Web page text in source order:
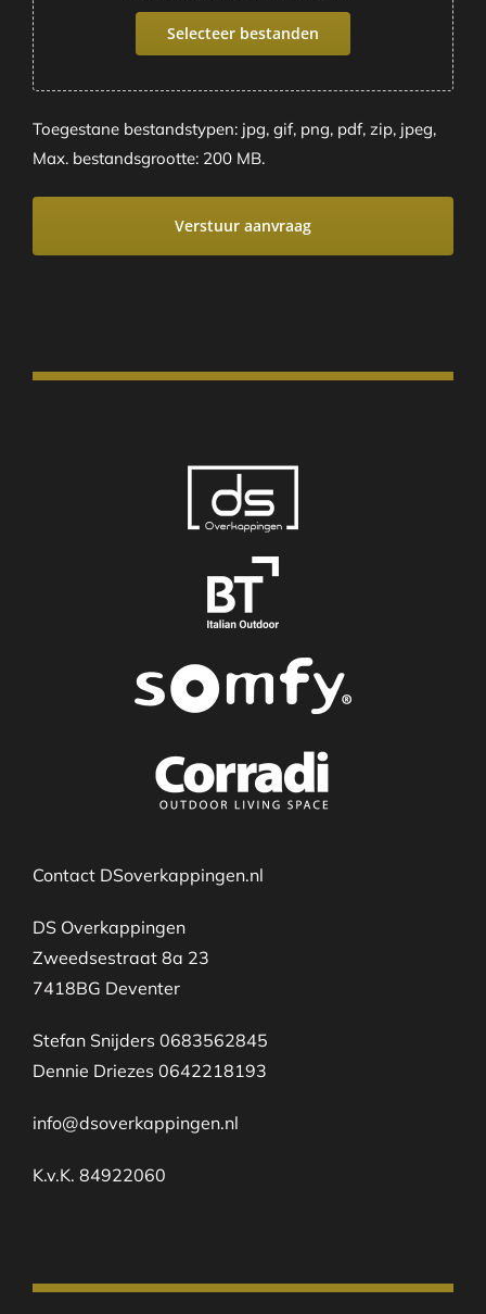
Selecteer bestanden
Toegestane bestandstypen: jpg, gif, png, pdf, zip, jpeg,
Max. bestandsgrootte: 200 MB.
Contact DSoverkappingen.nl
DS Overkappingen
Zweedsestraat 8a 23
7418BG Deventer
Stefan Snijders 0683562845
Dennie Driezes 0642218193
info@dsoverkappingen.nl
K.v.K. 84922060